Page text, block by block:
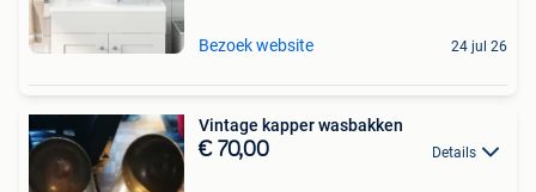
Bezoek website 24 jul 26
Vintage kapper wasbakken
€ 70,00 Details